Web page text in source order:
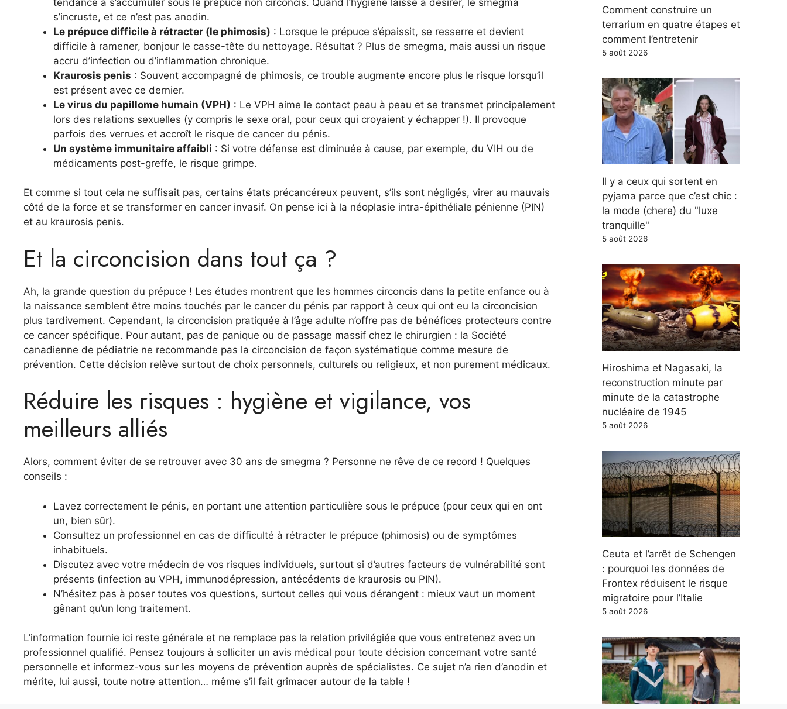
s’incruste, et ce n’est pas anodin.
Le prépuce difficile à rétracter (le phimosis) : Lorsque le prépuce s’épaissit, se resserre et devient
difficile à ramener, bonjour le casse-tête du nettoyage. Résultat ? Plus de smegma, mais aussi un risque
accru d’infection ou d’inflammation chronique.
Kraurosis penis : Souvent accompagné de phimosis, ce trouble augmente encore plus le risque lorsqu’il
est présent avec ce dernier.
Le virus du papillome humain (VPH) : Le VPH aime le contact peau à peau et se transmet principalement
lors des relations sexuelles (y compris le sexe oral, pour ceux qui croyaient y échapper !). Il provoque
parfois des verrues et accroît le risque de cancer du pénis.
Un système immunitaire affaibli : Si votre défense est diminuée à cause, par exemple, du VIH ou de
médicaments post-greffe, le risque grimpe.
Et comme si tout cela ne suffisait pas, certains états précancéreux peuvent, s’ils sont négligés, virer au mauvais
côté de la force et se transformer en cancer invasif. On pense ici à la néoplasie intra-épithéliale pénienne (PIN)
et au kraurosis penis.
Et la circoncision dans tout ça ?
Ah, la grande question du prépuce ! Les études montrent que les hommes circoncis dans la petite enfance ou à
la naissance semblent être moins touchés par le cancer du pénis par rapport à ceux qui ont eu la circoncision
plus tardivement. Cependant, la circoncision pratiquée à l’âge adulte n’offre pas de bénéfices protecteurs contre
ce cancer spécifique. Pour autant, pas de panique ou de passage massif chez le chirurgien : la Société
canadienne de pédiatrie ne recommande pas la circoncision de façon systématique comme mesure de
prévention. Cette décision relève surtout de choix personnels, culturels ou religieux, et non purement médicaux.
Réduire les risques : hygiène et vigilance, vos
meilleurs alliés
Alors, comment éviter de se retrouver avec 30 ans de smegma ? Personne ne rêve de ce record ! Quelques
conseils :
Lavez correctement le pénis, en portant une attention particulière sous le prépuce (pour ceux qui en ont
un, bien sûr).
Consultez un professionnel en cas de difficulté à rétracter le prépuce (phimosis) ou de symptômes
inhabituels.
Discutez avec votre médecin de vos risques individuels, surtout si d’autres facteurs de vulnérabilité sont
présents (infection au VPH, immunodépression, antécédents de kraurosis ou PIN).
N’hésitez pas à poser toutes vos questions, surtout celles qui vous dérangent : mieux vaut un moment
gênant qu’un long traitement.
L’information fournie ici reste générale et ne remplace pas la relation privilégiée que vous entretenez avec un
professionnel qualifié. Pensez toujours à solliciter un avis médical pour toute décision concernant votre santé
personnelle et informez-vous sur les moyens de prévention auprès de spécialistes. Ce sujet n’a rien d’anodin et
mérite, lui aussi, toute notre attention… même s’il fait grimacer autour de la table !
Comment construire un
terrarium en quatre étapes et
comment l’entretenir
5 août 2026
Il y a ceux qui sortent en
pyjama parce que c’est chic :
la mode (chere) du "luxe
tranquille"
5 août 2026
Hiroshima et Nagasaki, la
reconstruction minute par
minute de la catastrophe
nucléaire de 1945
5 août 2026
Ceuta et l’arrêt de Schengen
: pourquoi les données de
Frontex réduisent le risque
migratoire pour l’Italie
5 août 2026